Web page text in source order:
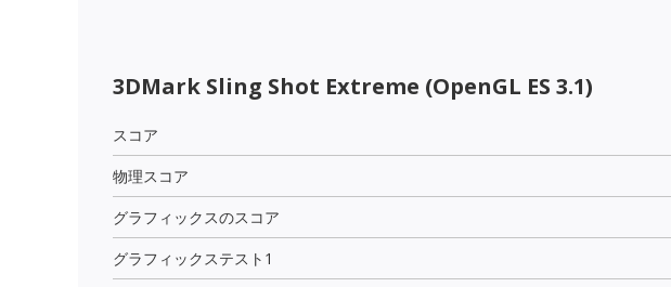
3DMark Sling Shot Extreme (OpenGL ES 3.1)
スコア
物理スコア
グラフィックスのスコア
グラフィックステスト1